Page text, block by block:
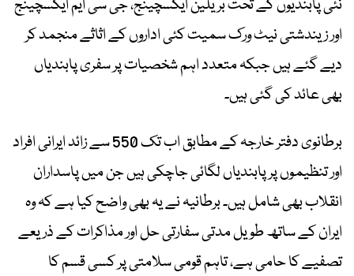
نئی پابندیوں کے تحت بریلین ایکسچینج، جی سی ایم ایکسچینج
اور زیندشتی نیٹ ورک سمیت کئی اداروں کے اثاثے منجمد کر
دیے گئے ہیں جبکہ متعدد اہم شخصیات پر سفری پابندیاں
بھی عائد کی گئی ہیں۔
برطانوی دفتر خارجہ کے مطابق اب تک 550 سے زائد ایرانی افراد
اور تنظیموں پر پابندیاں لگائی جاچکی ہیں جن میں پاسداران
انقلاب بھی شامل ہیں۔ برطانیہ نے یہ بھی واضح کیا ہے کہ وہ
ایران کے ساتھ طویل مدتی سفارتی حل اور مذاکرات کے ذریعے
تصفیے کا حامی ہے، تاہم قومی سلامتی پر کسی قسم کا